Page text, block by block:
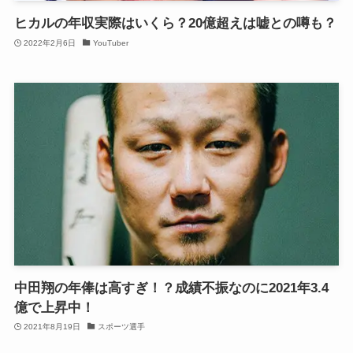
ヒカルの年収実際はいくら？20億超えは嘘との噂も？
2022年2月6日 YouTuber
中田翔の年俸は高すぎ！？成績不振なのに2021年3.4
億で上昇中！
2021年8月19日 スポーツ選手